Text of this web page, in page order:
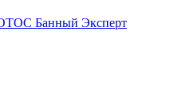
Банный Эксперт